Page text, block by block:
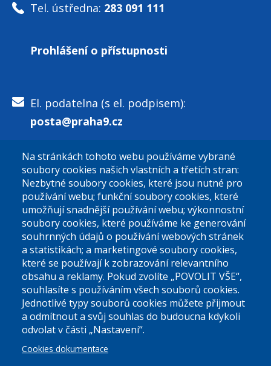
Tel. ústředna: 283 091 111
Prohlášení o přístupnosti
El. podatelna (s el. podpisem):
posta@praha9.cz
El. podatelna (bez el. podpisu):
podatelna@praha9.cz
Úřední dny:
Po a St: 08.00-12.00; 13.00-18.00
Úřední hodiny
Na stránkách tohoto webu používáme vybrané
soubory cookies našich vlastních a třetích stran:
Nezbytné soubory cookies, které jsou nutné pro
používání webu; funkční soubory cookies, které
umožňují snadnější používání webu; výkonnostní
soubory cookies, které používáme ke generování
souhrnných údajů o používání webových stránek
a statistikách; a marketingové soubory cookies,
které se používají k zobrazování relevantního
obsahu a reklamy. Pokud zvolíte „POVOLIT VŠE“,
souhlasíte s používáním všech souborů cookies.
Jednotlivé typy souborů cookies můžete přijmout
a odmítnout a svůj souhlas do budoucna kdykoli
odvolat v části „Nastavení“.
Cookies dokumentace